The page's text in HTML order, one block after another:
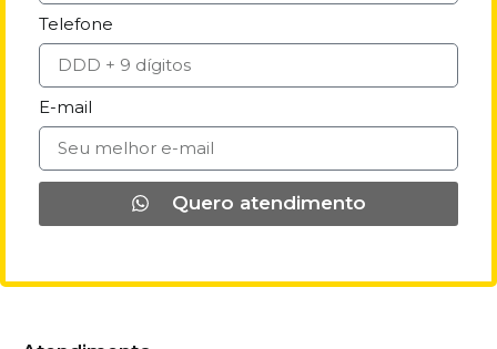
Telefone
E-mail
Quero atendimento